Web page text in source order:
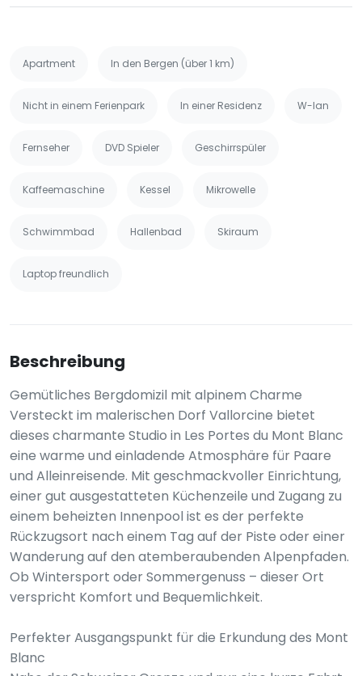
Apartment In den Bergen (über 1 km)
Nicht in einem Ferienpark In einer Residenz W-lan
Fernseher DVD Spieler Geschirrspüler
Kaffeemaschine Kessel Mikrowelle
Schwimmbad Hallenbad Skiraum
Laptop freundlich
Beschreibung
Gemütliches Bergdomizil mit alpinem Charme
Versteckt im malerischen Dorf Vallorcine bietet
dieses charmante Studio in Les Portes du Mont Blanc
eine warme und einladende Atmosphäre für Paare
und Alleinreisende. Mit geschmackvoller Einrichtung,
einer gut ausgestatteten Küchenzeile und Zugang zu
einem beheizten Innenpool ist es der perfekte
Rückzugsort nach einem Tag auf der Piste oder einer
Wanderung auf den atemberaubenden Alpenpfaden.
Ob Wintersport oder Sommergenuss – dieser Ort
verspricht Komfort und Bequemlichkeit.
Perfekter Ausgangspunkt für die Erkundung des Mont
Blanc